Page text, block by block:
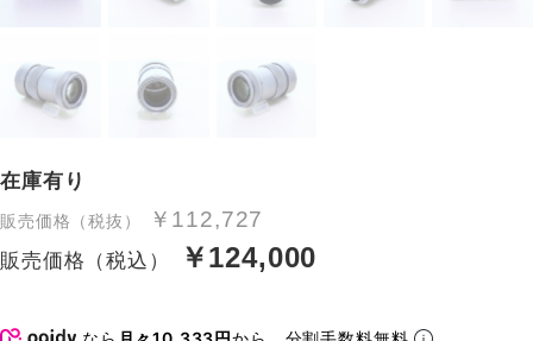
在庫有り
販売価格（税抜） ￥112,727
販売価格（税込） ￥124,000